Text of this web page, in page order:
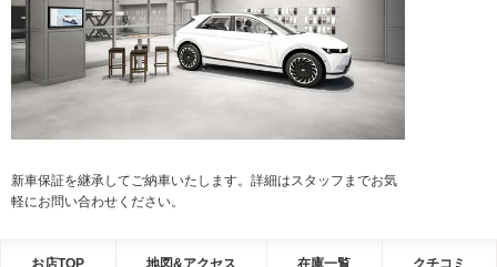
新車保証を継承してご納車いたします。詳細はスタッフまでお気
軽にお問い合わせください。
お店TOP 地図&アクセス 在庫一覧 クチコミ